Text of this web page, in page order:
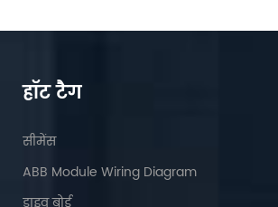
हॉट टैग
सीमेंस
ABB Module Wiring Diagram